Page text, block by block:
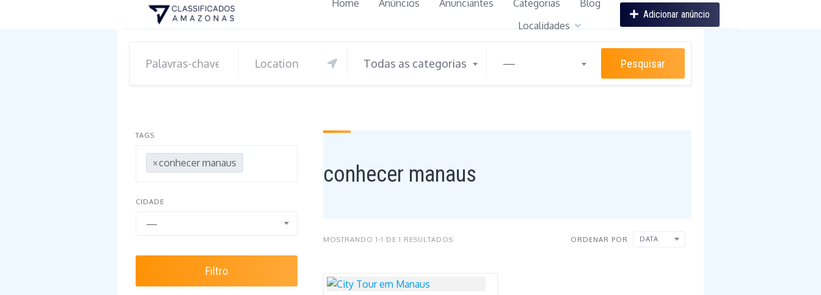
Home Anúncios Anunciantes Categorias
Blog
Localidades
Adicionar anúncio
Todas as categorias — Pesquisar
TAGS
×conhecer manaus
CIDADE
—
Filtro
conhecer manaus
MOSTRANDO 1-1 DE 1 RESULTADOS ORDENAR POR DATA